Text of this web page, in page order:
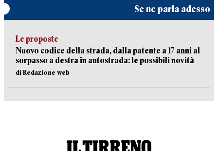
Se ne parla adesso
Le proposte
Nuovo codice della strada, dalla patente a 17 anni al
sorpasso a destra in autostrada: le possibili novità
di Redazione web